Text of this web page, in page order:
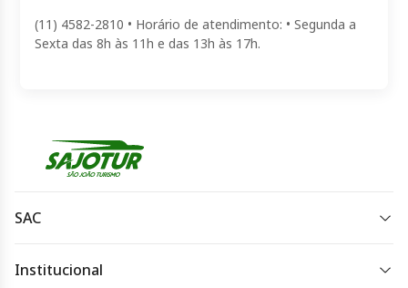
(11) 4582-2810 • Horário de atendimento: • Segunda a
Sexta das 8h às 11h e das 13h às 17h.
SAC
Horário de atendimento:
Institucional